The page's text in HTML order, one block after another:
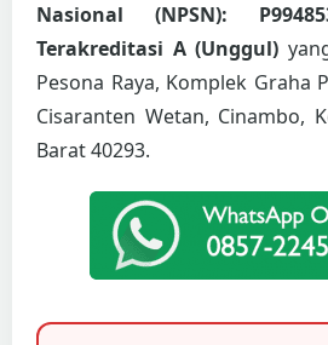
Nasional (NPSN):
Terakreditasi A (Unggul)
Pesona Raya, Komplek Graha
Cisaranten Wetan, Cinambo,
Barat 40293.